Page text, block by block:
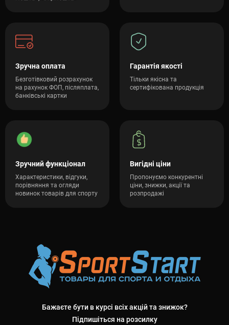
Зручна оплата
Безготівковий розрахунок
на рахунок ФОП, післяплата,
банківські картки
Гарантія якості
Тільки якісна та
сертифікована продукція
Зручний функціонал
Характеристики, відгуки,
порівняння та огляди
новинок товарів для спорту
Вигідні ціни
Пропонуємо конкурентні
ціни, знижки, акції та
розпродажі
Бажаєте бути в курсі всіх акцій та знижок?
Підпишіться на розсилку